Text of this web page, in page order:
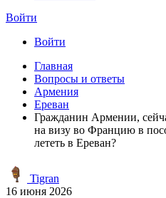
Войти
Войти
Главная
Вопросы и ответы
Армения
Ереван
Гражданин Армении,
на визу во Францию в
лететь в Ереван?
Tigran
16 июня 2026